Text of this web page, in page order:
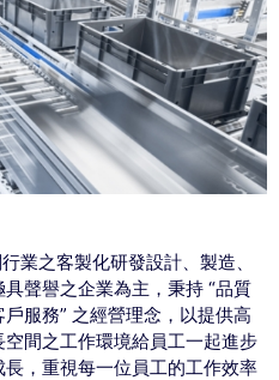
業之客製化研發設計、製造、
聲譽之企業為主，秉持 “品質
服務” 之經營理念，以提供高
間之工作環境給員工一起進步
，重視每一位員工的工作效率